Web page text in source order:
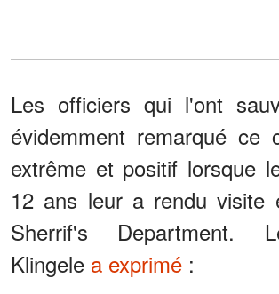
Les officiers qui l'ont
évidemment remarqué ce
extrême et positif lorsque
12 ans leur a rendu visite
Sherrif's Department.
Klingele a exprimé :